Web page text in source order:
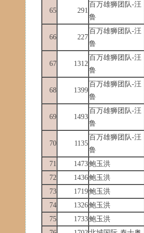
65 291
百万雄狮团队-汪
鲁
66 227
百万雄狮团队-汪
鲁
67 1312
百万雄狮团队-汪
鲁
68 1399
百万雄狮团队-汪
鲁
69 1493
百万雄狮团队-汪
鲁
70 1135
百万雄狮团队-汪
鲁
71 1473鲍玉洪
72
1436鲍玉洪
73
1719鲍玉洪
74
1326鲍玉洪
75
1733鲍玉洪